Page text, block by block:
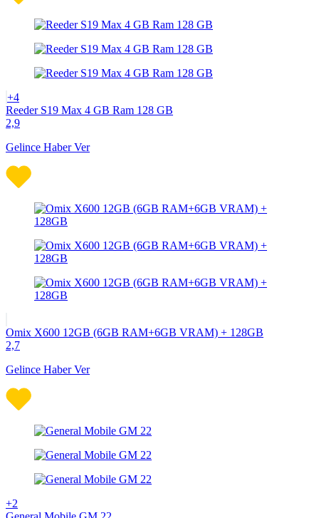
+4
Reeder S19 Max 4 GB Ram 128 GB
2,9
Gelince Haber Ver
Omix X600 12GB (6GB RAM+6GB VRAM) + 128GB
2,7
Gelince Haber Ver
+2